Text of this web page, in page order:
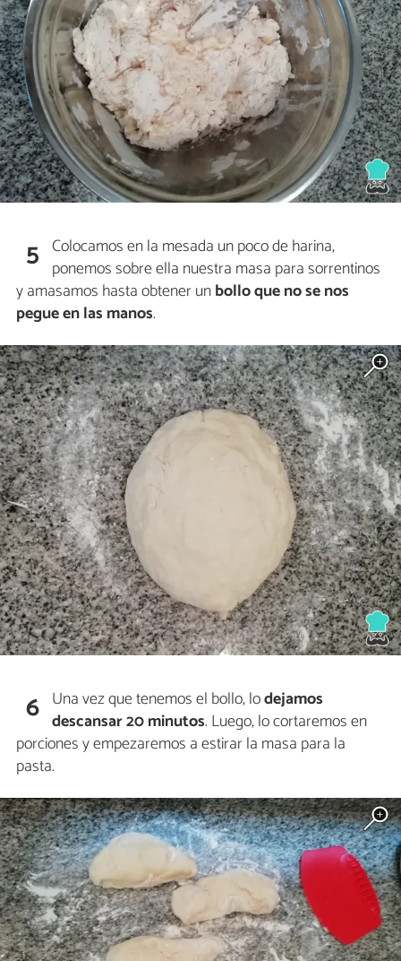
5 Colocamos en la mesada un poco de harina,
ponemos sobre ella nuestra masa para sorrentinos
y amasamos hasta obtener unbollo que no se nos
pegue en las manos.
6 Una vez que tenemos el bollo, lodejamos
descansar20 minutos. Luego, lo cortaremos en
porciones y empezaremos a estirar la masa para la
pasta.